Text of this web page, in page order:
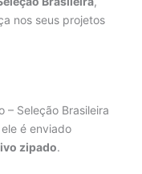
nos seus projetos
– Seleção Brasileira
é enviado
zipado.